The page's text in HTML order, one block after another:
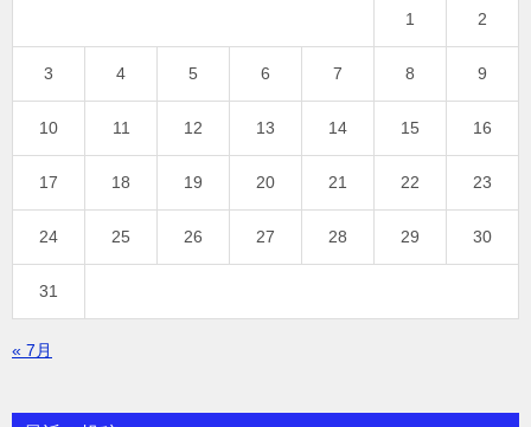
1 2
3 4 5 6 7 8 9
10 11 12 13 14 15 16
17 18 19 20 21 22 23
24 25 26 27 28 29 30
31
« 7月